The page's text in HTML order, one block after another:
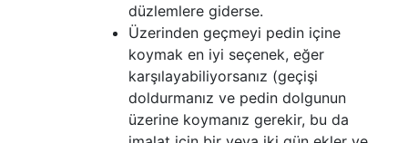
düzlemlere giderse.
Üzerinden geçmeyi pedin içine
koymak en iyi seçenek, eğer
karşılayabiliyorsanız (geçişi
doldurmanız ve pedin dolgunun
üzerine koymanız gerekir, bu da